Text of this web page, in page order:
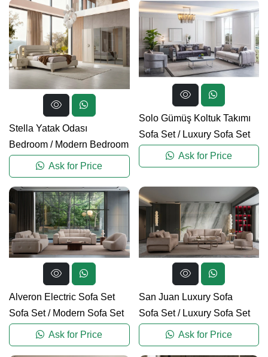
Stella Yatak Odası
Bedroom / Modern Bedroom
Ask for Price
Solo Gümüş Koltuk Takımı
Sofa Set/ Luxury Sofa Set
Ask for Price
Alveron Electric Sofa Set
Sofa Set/ Modern Sofa Set
Ask for Price
San Juan Luxury Sofa
Sofa Set/ Luxury Sofa Set
Ask for Price